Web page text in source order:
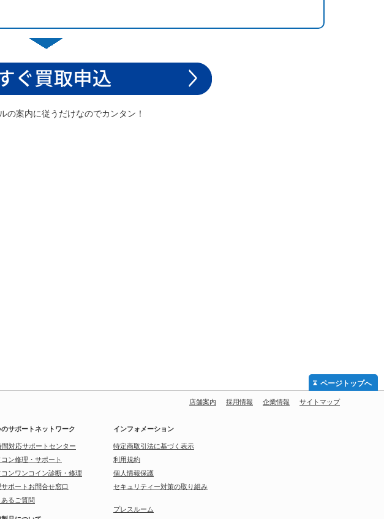
の案内に従うだけなのでカンタン！
店舗案内 採用情報 企業情報 サイトマップ
サポートネットワーク
間対応サポートセンター
ン修理・サポート
ンワンコイン診断・修理
ポートお問合せ窓口
あるご質問
インフォメーション
特定商取引法に基づく表示
利用規約
個人情報保護
セキュリティー対策の取り組み
プレスルーム
ページトップへ